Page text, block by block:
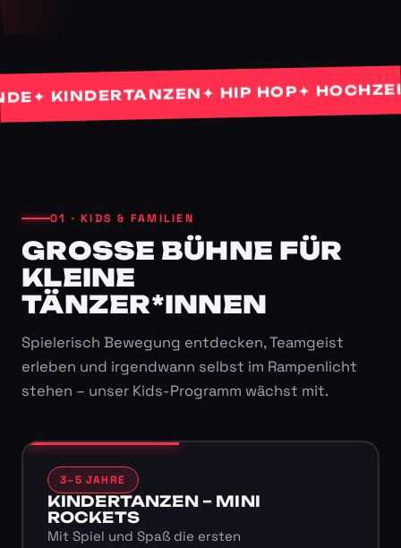
KINDERTANZEN✦ HIP HOP ✦
01 · KIDS & FAMILIEN
GROSSE BÜHNE FÜR K
LEINE T
ÄNZER*INNEN
Spielerisch Bewegung entdecken, Teamgeist
erleben und irgendwann selbst im Rampenlicht
stehen – unser Kids-Programm wächst mit.
3–5 JAHRE
KINDERTANZEN – MINI
ROCKETS
Mit Spiel und Spaß die ersten